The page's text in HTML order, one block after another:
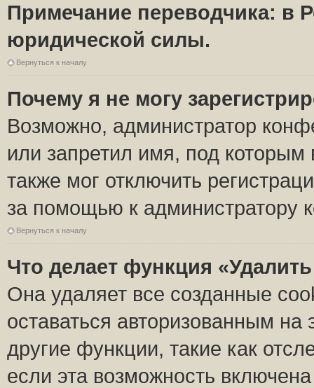
Примечание переводчика: в
юридической силы.
Вернуться к началу
Почему я не могу
Возможно, администратор
или запретил имя, под которым
также мог отключить
за помощью к администратору
Вернуться к началу
Что делает функция
Она удаляет все созданные
оставаться авторизованным
другие функции, такие как
если эта возможность